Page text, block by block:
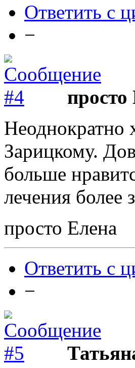
Ответить с
−
просто
Неоднократно
Зарицкому.
больше
лечения более
просто Елена
Ответить с
−